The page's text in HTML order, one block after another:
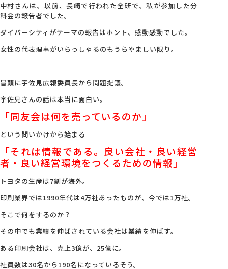
中村さんは、以前、長崎で行われた全研で、私が参加した分
科会の報告者でした。
ダイバーシティがテーマの報告はホント、感動感動でした。
女性の代表理事がいらっしゃるのもうらやましい限り。
冒頭に宇佐見広報委員長から問題提議。
宇佐見さんの話は本当に面白い。
「同友会は何を売っているのか」
という問いかけから始まる
「それは情報である。良い会社・良い経営
者・良い経営環境をつくるための情報」
トヨタの生産は7割が海外。
印刷業界では1990年代は4万社あったものが、今では1万社。
そこで何をするのか？
その中でも業績を伸ばされている会社は業績を伸ばす。
ある印刷会社は、売上3億が、25億に。
社員数は30名から190名になっているそう。